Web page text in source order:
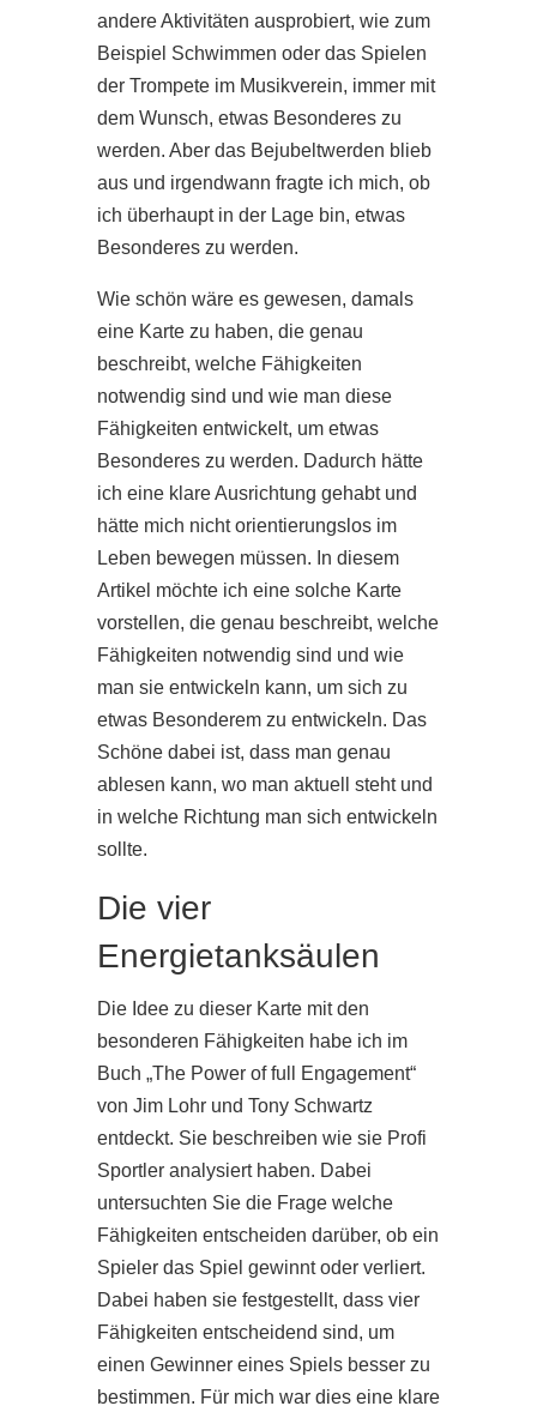
andere Aktivitäten ausprobiert, wie zum
Beispiel Schwimmen oder das Spielen
der Trompete im Musikverein, immer mit
dem Wunsch, etwas Besonderes zu
werden. Aber das Bejubeltwerden blieb
aus und irgendwann fragte ich mich, ob
ich überhaupt in der Lage bin, etwas
Besonderes zu werden.
Wie schön wäre es gewesen, damals
eine Karte zu haben, die genau
beschreibt, welche Fähigkeiten
notwendig sind und wie man diese
Fähigkeiten entwickelt, um etwas
Besonderes zu werden. Dadurch hätte
ich eine klare Ausrichtung gehabt und
hätte mich nicht orientierungslos im
Leben bewegen müssen. In diesem
Artikel möchte ich eine solche Karte
vorstellen, die genau beschreibt, welche
Fähigkeiten notwendig sind und wie
man sie entwickeln kann, um sich zu
etwas Besonderem zu entwickeln. Das
Schöne dabei ist, dass man genau
ablesen kann, wo man aktuell steht und
in welche Richtung man sich entwickeln
sollte.
Die vier
Energietanksäulen
Die Idee zu dieser Karte mit den
besonderen Fähigkeiten habe ich im
Buch „The Power of full Engagement“
von Jim Lohr und Tony Schwartz
entdeckt. Sie beschreiben wie sie Profi
Sportler analysiert haben. Dabei
untersuchten Sie die Frage welche
Fähigkeiten entscheiden darüber, ob ein
Spieler das Spiel gewinnt oder verliert.
Dabei haben sie festgestellt, dass vier
Fähigkeiten entscheidend sind, um
einen Gewinner eines Spiels besser zu
bestimmen. Für mich war dies eine klare